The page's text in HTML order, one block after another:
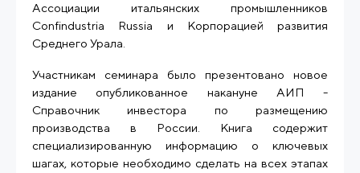
Ассоциации итальянских промышленников
Confindustria Russia и Корпорацией развития
Среднего Урала.
Участникам семинара было презентовано новое
издание опубликованное накануне АИП -
Справочник инвестора по размещению
производства в России. Книга содержит
специализированную информацию о ключевых
шагах, которые необходимо сделать на всех этапах